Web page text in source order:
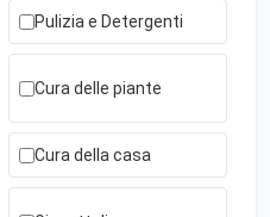
Pulizia e Detergenti
Cura delle piante
Cura della casa